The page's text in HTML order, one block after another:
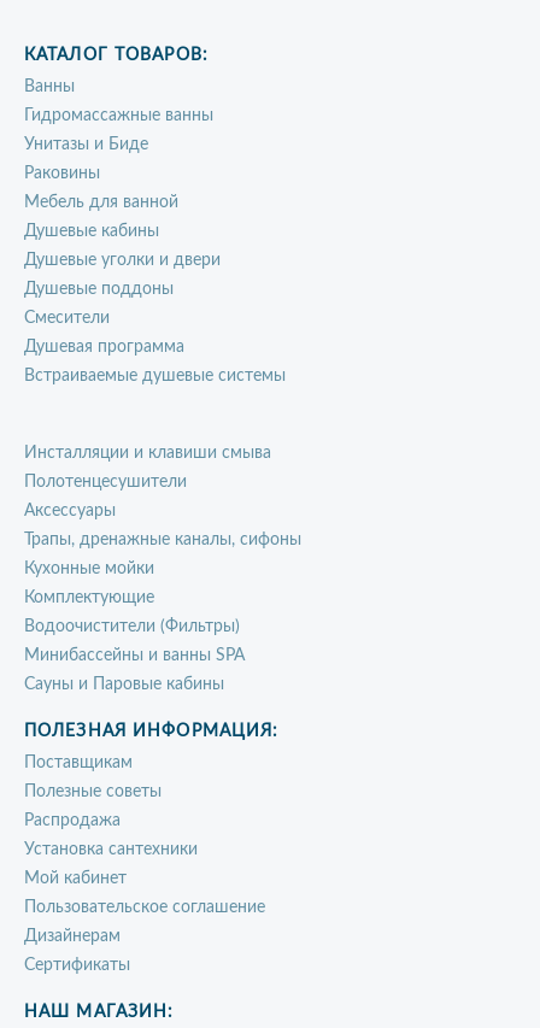
КАТАЛОГ ТОВАРОВ:
Ванны
Гидромассажные ванны
Унитазы и Биде
Раковины
Мебель для ванной
Душевые кабины
Душевые уголки и двери
Душевые поддоны
Смесители
Душевая программа
Встраиваемые душевые системы
Инсталляции и клавиши смыва
Полотенцесушители
Аксессуары
Трапы, дренажные каналы, сифоны
Кухонные мойки
Комплектующие
Водоочистители (Фильтры)
Минибассейны и ванны SPA
Сауны и Паровые кабины
ПОЛЕЗНАЯ ИНФОРМАЦИЯ:
Поставщикам
Полезные советы
Распродажа
Установка сантехники
Мой кабинет
Пользовательское соглашение
Дизайнерам
Сертификаты
НАШ МАГАЗИН: